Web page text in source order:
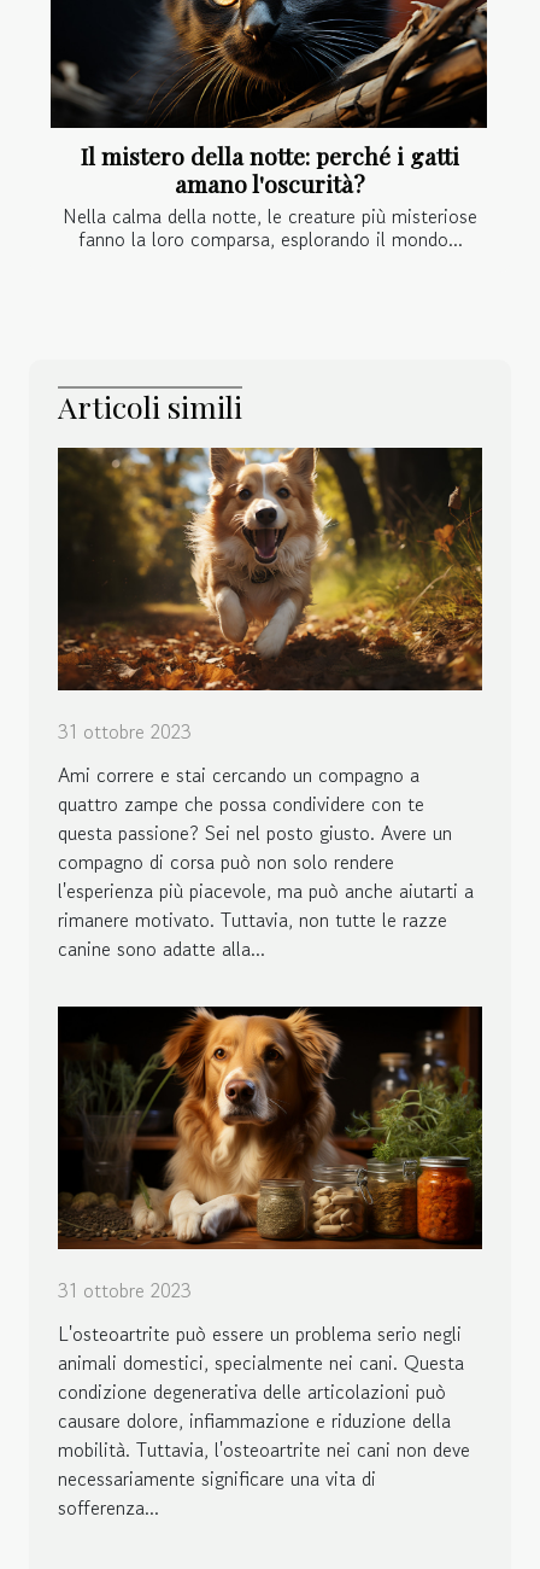
Il mistero della notte: perché i gatti
amano l'oscurità?
Nella calma della notte, le creature più misteriose
fanno la loro comparsa, esplorando il mondo...
Articoli simili
31 ottobre 2023
Ami correre e stai cercando un compagno a
quattro zampe che possa condividere con te
questa passione? Sei nel posto giusto. Avere un
compagno di corsa può non solo rendere
l'esperienza più piacevole, ma può anche aiutarti a
rimanere motivato. Tuttavia, non tutte le razze
canine sono adatte alla...
31 ottobre 2023
L'osteoartrite può essere un problema serio negli
animali domestici, specialmente nei cani. Questa
condizione degenerativa delle articolazioni può
causare dolore, infiammazione e riduzione della
mobilità. Tuttavia, l'osteoartrite nei cani non deve
necessariamente significare una vita di
sofferenza...